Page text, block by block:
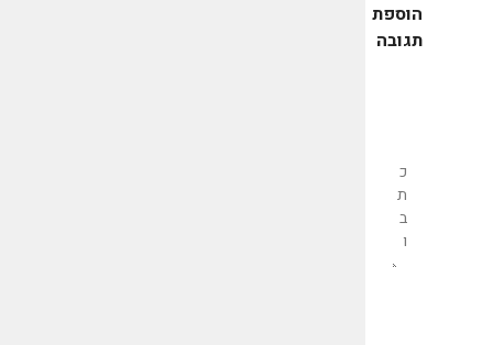
הוספת
תגובה